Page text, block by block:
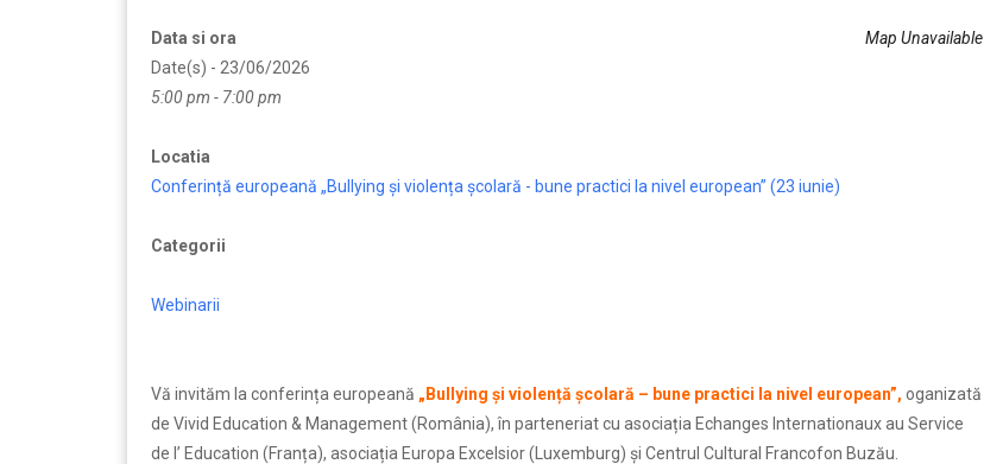
Map Unavailable
Data si ora
Date(s) - 23/06/2026
5:00 pm - 7:00 pm
Locatia
Conferință europeană „Bullying și violența școlară - bune practici la nivel european” (23 iunie)
Categorii
Webinarii
Vă invităm la conferința europeană „Bullying și violență școlară – bune practici la nivel european”, oganizată
de Vivid Education & Management (România), în parteneriat cu asociația Echanges Internationaux au Service
de l’ Education (Franța), asociația Europa Excelsior (Luxemburg) și Centrul Cultural Francofon Buzău.